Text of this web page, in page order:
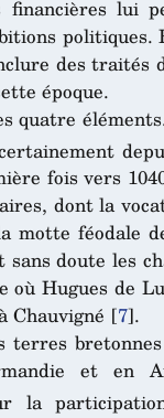
lui
des traités
époque.
quatre
fois vers
dont la
motte féodale
doute les
où Hugues de
Chauvigné [7].
et en
la